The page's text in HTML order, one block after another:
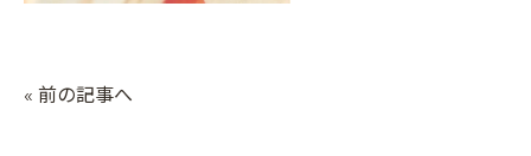
« 前の記事へ